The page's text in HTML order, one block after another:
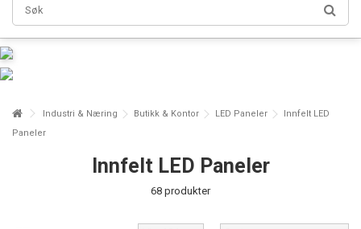
Industri & Næring Butikk & Kontor LED Paneler
Innfelt LED
Paneler
Innfelt LED Paneler
68 produkter